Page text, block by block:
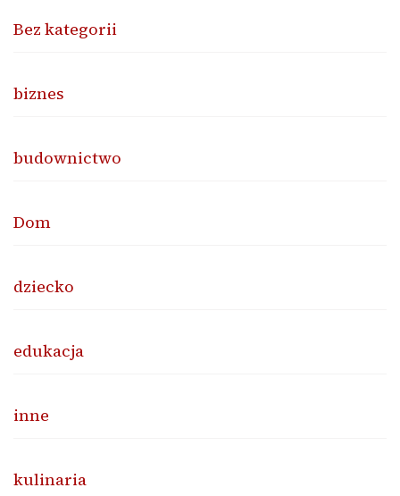
Bez kategorii
biznes
budownictwo
Dom
dziecko
edukacja
inne
kulinaria